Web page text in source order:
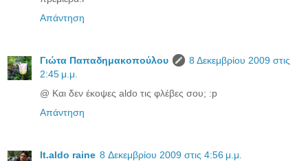
Απάντηση
Γιώτα Παπαδημακοπούλου
8 Δεκεμβρίου 2009 στις
2:45 μ.μ.
@ Και δεν έκοψες aldo τις φλέβες σου; :p
Απάντηση
lt.aldo raine 8 Δεκεμβρίου 2009 στις 4:56 μ.μ.